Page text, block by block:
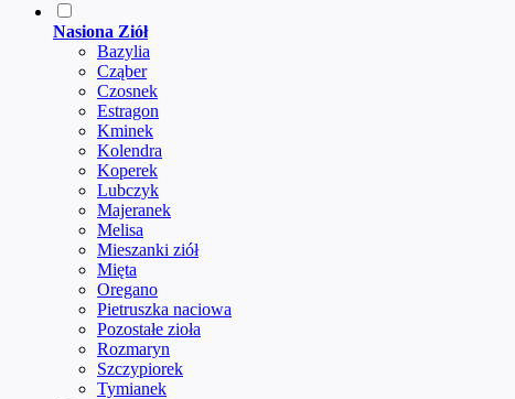
Nasiona Ziół
Bazylia
Cząber
Czosnek
Estragon
Kminek
Kolendra
Koperek
Lubczyk
Majeranek
Melisa
Mieszanki ziół
Mięta
Oregano
Pietruszka naciowa
Pozostałe zioła
Rozmaryn
Szczypiorek
Tymianek